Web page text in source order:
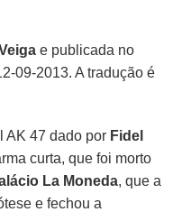
e publicada no
09-2013. A tradução é
AK 47 dado por Fidel
curta, que foi morto
La Moneda, que a
e fechou a